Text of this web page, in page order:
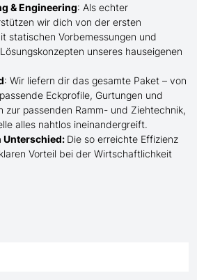
& Engineering: Als echter
wir dich von der ersten
statischen Vorbemessungen und
unseres hauseigenen
: Wir liefern dir das gesamte Paket – von
Eckprofile, Gurtungen und
zur passenden Ramm- und Ziehtechnik,
alles nahtlos ineinandergreift.
Unterschied: Die so erreichte Effizienz
Vorteil bei der Wirtschaftlichkeit